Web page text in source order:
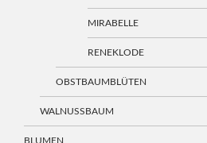
MIRABELLE
RENEKLODE
OBSTBAUMBLÜTEN
WALNUSSBAUM
BLUMEN